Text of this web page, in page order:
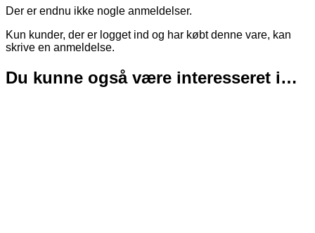
Der er endnu ikke nogle anmeldelser.
Kun kunder, der er logget ind og har købt denne vare, kan
skrive en anmeldelse.
Du kunne også være interesseret i…